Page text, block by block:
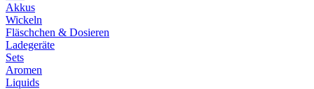
Akkus
Wickeln
Fläschchen & Dosieren
Ladegeräte
Sets
Aromen
Liquids